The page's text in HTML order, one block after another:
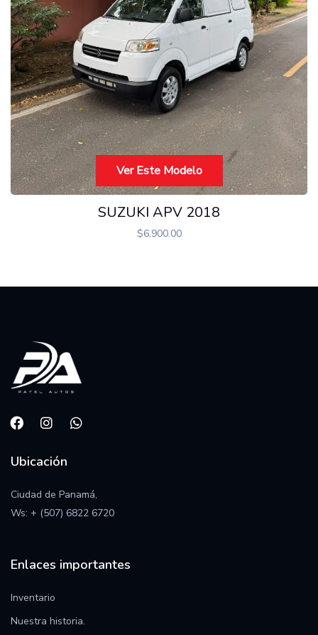
Ver Este Modelo
SUZUKI APV 2018
$6,900.00
Ubicación
Ciudad de Panamá,
Ws: + (507) 6822 6720
Enlaces importantes
Inventario
Nuestra historia.